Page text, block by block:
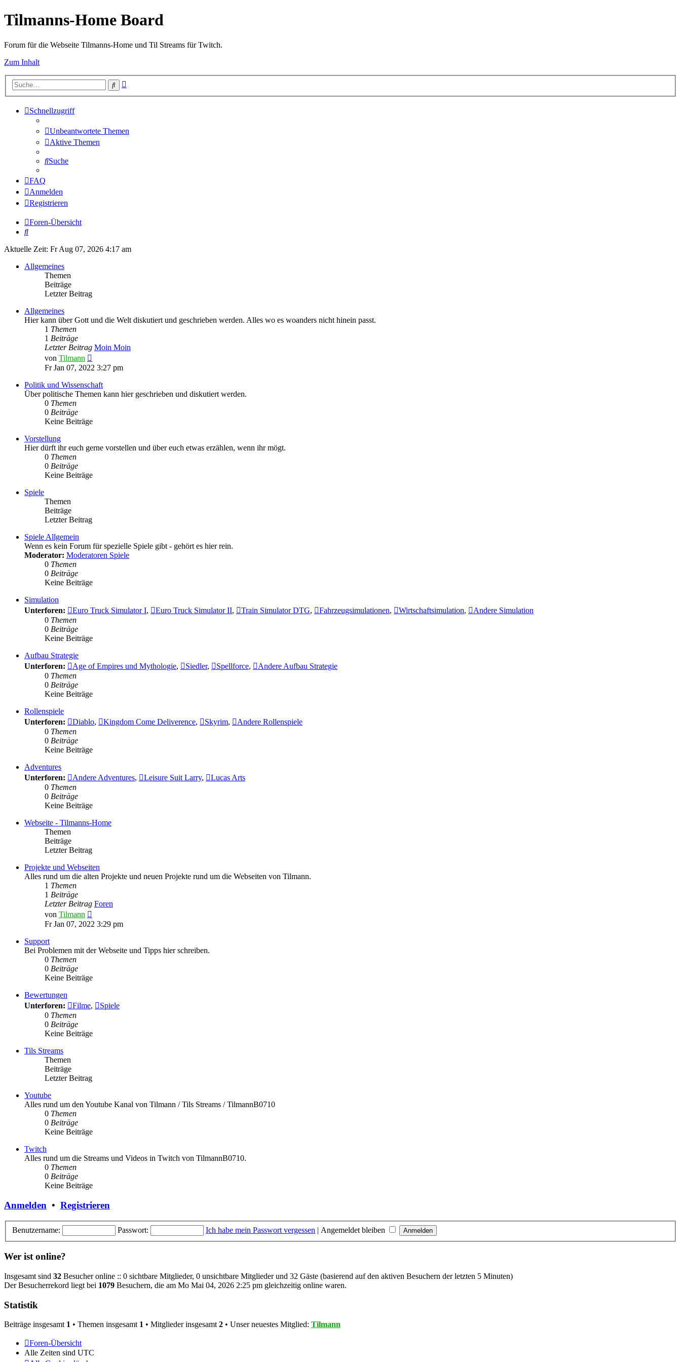
Tilmanns-Home Board
Forum für die Webseite Tilmanns-Home und Til Streams für Twitch.
Zum Inhalt
Suche
Schnellzugriff
Unbeantwortete Themen
Aktive Themen
Suche
FAQ
Anmelden
Registrieren
Foren-Übersicht
Suche
Aktuelle Zeit: Fr Aug 07, 2026 4:17 am
Allgemeines
Themen
Beiträge
Letzter Beitrag
Allgemeines
Hier kann über Gott und die Welt diskutiert und geschrieben werden. Alles wo es woanders nicht hinein passt.
1 Themen
1 Beiträge
Letzter Beitrag Moin Moin
von Tilmann
Beitrag
Fr Jan 07, 2022 3:27 pm
Politik und Wissenschaft
Über politische Themen kann hier geschrieben und diskutiert werden.
0 Themen
0 Beiträge
Keine Beiträge
Vorstellung
Hier dürft ihr euch gerne vorstellen und über euch etwas erzählen, wenn ihr mögt.
0 Themen
0 Beiträge
Keine Beiträge
Spiele
Themen
Beiträge
Letzter Beitrag
Spiele Allgemein
Wenn es kein Forum für spezielle Spiele gibt - gehört es hier rein.
Moderator: Moderatoren Spiele
0 Themen
0 Beiträge
Keine Beiträge
Simulation
Unterforen:
Euro Truck Simulator I, Euro Truck Simulator II, Train Simulator DTG, Fahrzeugsimulationen, Wirtschaftsimulation,
Andere Simulation
0 Themen
0 Beiträge
Keine Beiträge
Aufbau Strategie
Unterforen:
Age of Empires und Mythologie, Siedler, Spellforce,
Andere Aufbau Strategie
0 Themen
0 Beiträge
Keine Beiträge
Rollenspiele
Unterforen:
Diablo, Kingdom Come Deliverence, Skyrim,
Andere Rollenspiele
0 Themen
0 Beiträge
Keine Beiträge
Adventures
Unterforen:
Andere Adventures, Leisure Suit Larry,
Lucas Arts
0 Themen
0 Beiträge
Keine Beiträge
Webseite - Tilmanns-Home
Themen
Beiträge
Letzter Beitrag
Projekte und Webseiten
Alles rund um die alten Projekte und neuen Projekte rund um die Webseiten von Tilmann.
1 Themen
1 Beiträge
Letzter Beitrag Foren
von Tilmann
Beitrag
Fr Jan 07, 2022 3:29 pm
Support
Bei Problemen mit der Webseite und Tipps hier schreiben.
0 Themen
0 Beiträge
Keine Beiträge
Bewertungen
Unterforen:
Filme,
Spiele
0 Themen
0 Beiträge
Keine Beiträge
Tils Streams
Themen
Beiträge
Letzter Beitrag
Youtube
Alles rund um den Youtube Kanal von Tilmann / Tils Streams / TilmannB0710
0 Themen
0 Beiträge
Keine Beiträge
Twitch
Alles rund um die Streams und Videos in Twitch von TilmannB0710.
0 Themen
0 Beiträge
Keine Beiträge
Anmelden • Registrieren
Benutzername: Passwort: Ich habe mein Passwort vergessen | Angemeldet bleiben
Wer ist online?
Insgesamt sind 32 Besucher online :: 0 sichtbare Mitglieder, 0 unsichtbare Mitglieder und 32 Gäste (basierend auf den aktiven Besuchern der letzten 5 Minuten)
Der Besucherrekord liegt bei 1079 Besuchern, die am Mo Mai 04, 2026 2:25 pm gleichzeitig online waren.
Statistik
Beiträge insgesamt 1 • Themen insgesamt 1 • Mitglieder insgesamt 2 • Unser neuestes Mitglied: Tilmann
Foren-Übersicht
Alle Zeiten sind UTC